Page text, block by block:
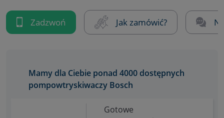
Zadzwoń Jak zamówić?
Mamy dla Ciebie ponad 4000 dostępnych
pompowtryskiwaczy Bosch
Gotowe